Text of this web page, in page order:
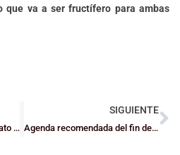
que va a ser fructífero para ambas
LV F4 JUNIOR: Subcampeonato para Lointek Gernika
SIGUIENTE
Agenda recomendada del fin de semana